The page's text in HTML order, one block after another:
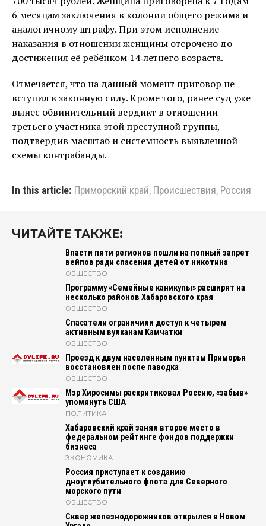
6 месяцам заключения в колонии общего режима и
аналогичному штрафу. При этом исполнение
наказания в отношении женщины отсрочено до
достижения её ребёнком 14‑летнего возраста.
Отмечается, что на данный момент приговор не
вступил в законную силу. Кроме того, ранее суд уже
вынес обвинительный вердикт в отношении
третьего участника этой преступной группы,
подтвердив масштаб и системность выявленной
схемы контрабанды.
In this article: Приморский край, Происшествия, Россия
ЧИТАЙТЕ ТАКЖЕ:
Власти пяти регионов пошли на полный запрет
вейпов ради спасения детей от никотина
ОБЩЕСТВО
Программу «Семейные каникулы» расширят на
несколько районов Хабаровского края
ОБЩЕСТВО
Спасатели ограничили доступ к четырем
активным вулканам Камчатки
ОБЩЕСТВО
Проезд к двум населенным пунктам Приморья
восстановлен после паводка
ОБЩЕСТВО
Мэр Хиросимы раскритиковал Россию, «забыв»
упомянуть США
ПОЛИТИКА
Хабаровский край занял второе место в
федеральном рейтинге фондов поддержки
бизнеса
ЭКОНОМИКА
Россия приступает к созданию
дноуглубительного флота для Северного
морского пути
ОБЩЕСТВО
Сквер железнодорожников открылся в Новом